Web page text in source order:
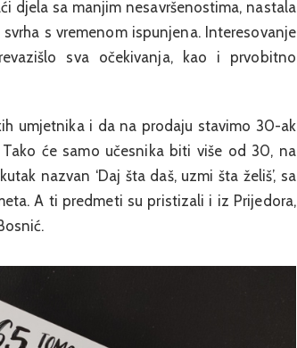
djela sa manjim nesavršenostima, nastala
s vremenom ispunjena. Interesovanje
sva očekivanja, kao i prvobitno
umjetnika i da na prodaju stavimo 30-ak
će samo učesnika biti više od 30, na
nazvan ‘Daj šta daš, uzmi šta želiš’, sa
A ti predmeti su pristizali i iz Prijedora,